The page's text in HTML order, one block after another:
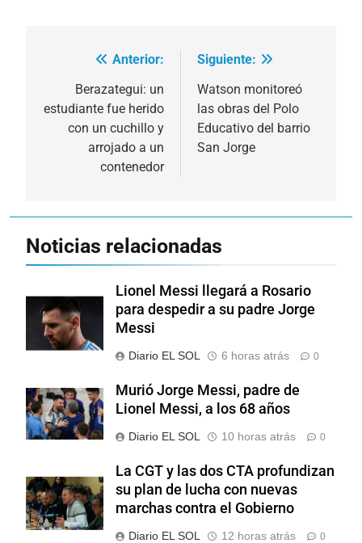
Navegación
entradas
Anterior:
Berazategui: un
estudiante fue herido
con un cuchillo y
arrojado a un
contenedor
Siguiente:
Watson monitoreó
las obras del Polo
Educativo del barrio
San Jorge
Noticias relacionadas
Lionel Messi llegará a Rosario
para despedir a su padre Jorge
Messi
Diario EL SOL 6 horas atrás 0
Murió Jorge Messi, padre de
Lionel Messi, a los 68 años
Diario EL SOL 10 horas atrás 0
La CGT y las dos CTA profundizan
su plan de lucha con nuevas
marchas contra el Gobierno
Diario EL SOL 12 horas atrás 0